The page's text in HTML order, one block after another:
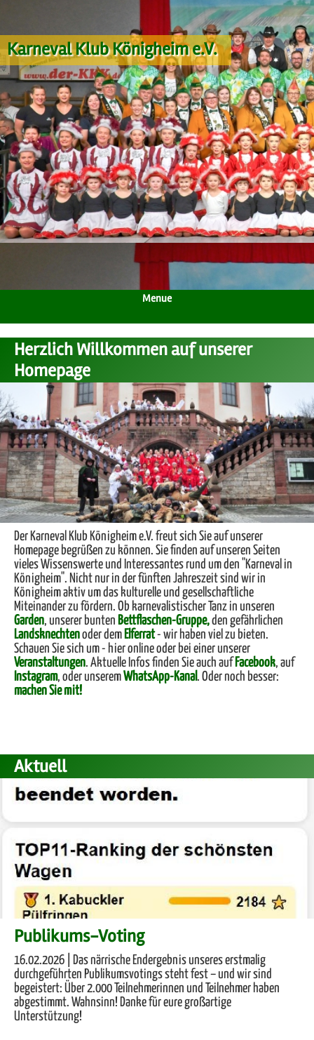
Karneval Klub Königheim e.V.
Menue
Herzlich Willkommen auf unserer
Homepage
Der Karneval Klub Königheim e.V. freut sich Sie auf unserer
Homepage begrüßen zu können. Sie finden auf unseren Seiten
vieles Wissenswerte und Interessantes rund um den "Karneval in
Königheim". Nicht nur in der fünften Jahreszeit sind wir in
Königheim aktiv um das kulturelle und gesellschaftliche
Miteinander zu fördern. Ob karnevalistischer Tanz in unseren
Garden, unserer bunten Bettflaschen-Gruppe,den gefährlichen
Landsknechtenoder dem Elferrat- wir haben viel zu bieten.
Schauen Sie sich um - hier online oder bei einer unserer
Veranstaltungen. Aktuelle Infos finden Sie auch auf Facebook, auf
Instagram, oder unseremWhatsApp-Kanal. Oder noch besser:
machen Sie mit!
Aktuell
Publikums-Voting
16.02.2026 | Das närrische Endergebnis unseres erstmalig
durchgeführten Publikumsvotings steht fest – und wir sind
begeistert: Über 2.000 Teilnehmerinnen und Teilnehmer haben
abgestimmt. Wahnsinn! Danke für eure großartige
Unterstützung!